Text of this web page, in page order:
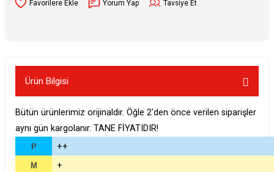
Yorum Yap Tavsiye Et
Ürün Bilgisi
Bütün ürünlerimiz orijinaldir. Öğle 2'den önce verilen siparişler
aynı gün kargolanır. TANE FİYATIDIR!
P ++
M +